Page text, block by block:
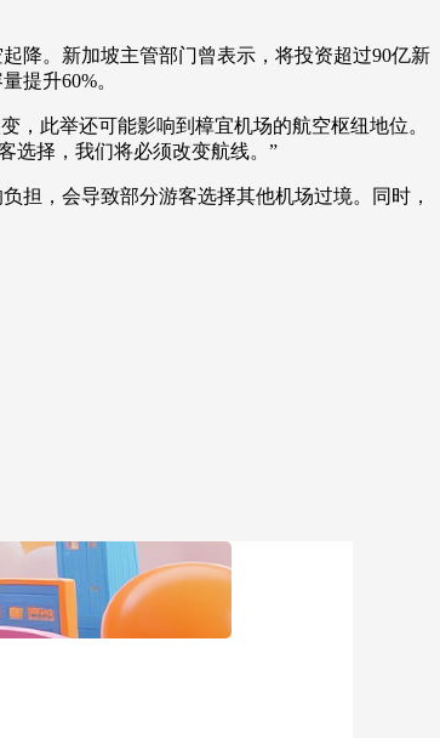
降。新加坡主管部门曾表示，将投资超过90亿新
提升60%。
此举还可能影响到樟宜机场的航空枢纽地位。
选择，我们将必须改变航线。”
，会导致部分游客选择其他机场过境。同时，